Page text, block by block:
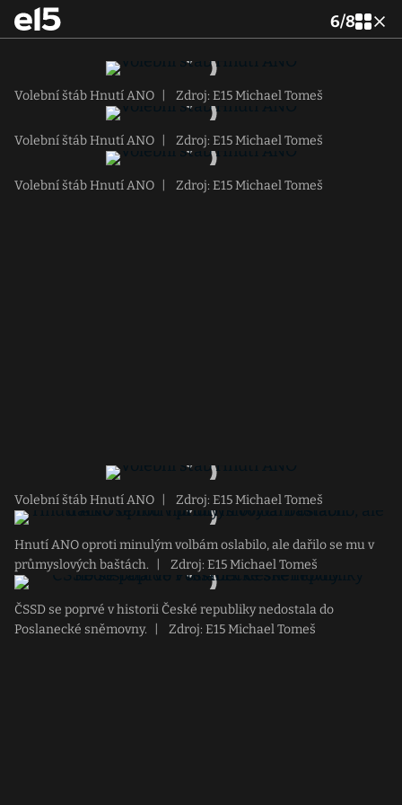
6/8
Volební štáb Hnutí ANO Zdroj: E15 Michael Tomeš
Volební štáb Hnutí ANO Zdroj: E15 Michael Tomeš
Volební štáb Hnutí ANO Zdroj: E15 Michael Tomeš
Volební štáb Hnutí ANO Zdroj: E15 Michael Tomeš
Hnutí ANO oproti minulým volbám oslabilo, ale dařilo se mu v
průmyslových baštách.
Zdroj: E15 Michael Tomeš
ČSSD se poprvé v historii České republiky nedostala do
Poslanecké sněmovny.
Zdroj: E15 Michael Tomeš